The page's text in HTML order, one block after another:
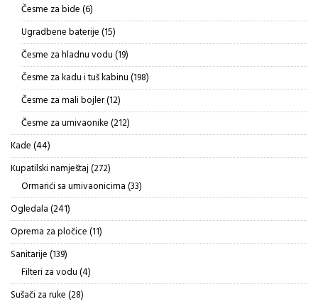
Česme za bide 66
proizvoda
Ugradbene baterije 1515
proizvoda
Česme za hladnu vodu 1919
proizvoda
Česme za kadu i tuš kabinu 198198
proizvoda
Česme za mali bojler 1212
proizvoda
Česme za umivaonike 212212
proizvoda
Kade 4444
proizvoda
Kupatilski namještaj 272272
proizvoda
Ormarići sa umivaonicima 3333
proizvoda
Ogledala 241241
proizvod
Oprema za pločice 1111
proizvoda
Sanitarije 139139
proizvoda
Filteri za vodu 44
proizvoda
Sušači za ruke 2828